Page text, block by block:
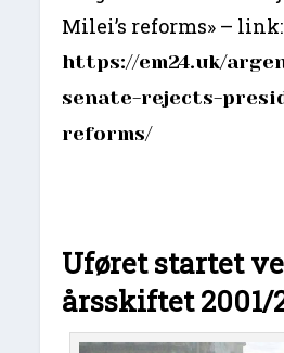
Milei’s reforms» – link:
https://em24.uk/
senate-rejects-
reforms/
Uføret startet
årsskiftet 2001/